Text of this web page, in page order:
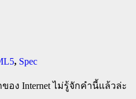
, Spec
ง Internet ไม่รู้จักคำนี้แล้วล่ะ